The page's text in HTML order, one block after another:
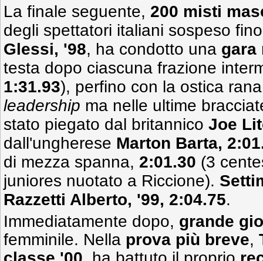
La finale seguente, 200 misti
degli spettatori italiani sospeso
Glessi, '98, ha condotto una gara
testa dopo ciascuna frazione
1:31.93), perfino con la ostica
leadership ma nelle ultime
stato piegato dal britannico Joe
dall'ungherese Marton Barta,
di mezza spanna, 2:01.30 (3
juniores nuotato a Riccione).
Razzetti Alberto, '99, 2:04.75.
Immediatamente dopo, grande
femminile. Nella prova più breve,